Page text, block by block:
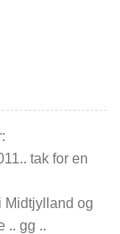
tak for en
Midtjylland og
.. gg ..